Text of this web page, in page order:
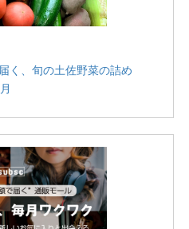
く、旬の土佐野菜の詰め